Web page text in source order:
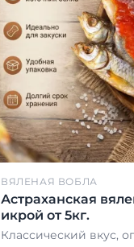
ВЯЛЕНАЯ ВОБЛА
Астраханская
икрой от 5кг.
Классический вкус,